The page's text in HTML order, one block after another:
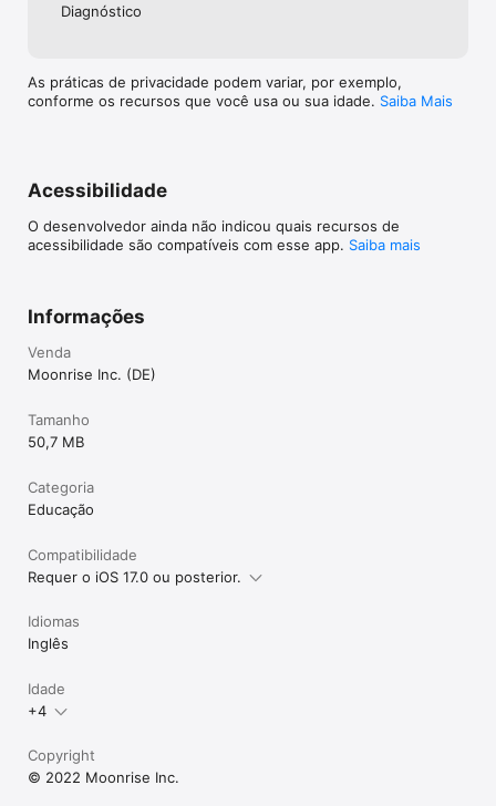
Diagnóstico
As práticas de privacidade podem variar, por exemplo,
conforme os recursos que você usa ou sua idade. Saiba Mais
Acessibilidade
O desenvolvedor ainda não indicou quais recursos de
acessibilidade são compatíveis com esse app. Saiba mais
Informações
Venda
Moonrise Inc. (DE)
Tamanho
50,7 MB
Categoria
Educação
Compatibilidade
Requer o iOS 17.0 ou posterior.
Idiomas
Inglês
Idade
+4
Copyright
© 2022 Moonrise Inc.